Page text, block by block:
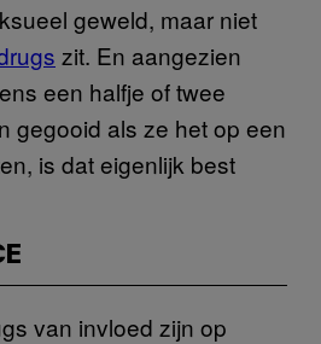
geweld, maar niet
zit. En aangezien
een halfje of twee
gegooid als ze het op een
is dat eigenlijk best
van invloed zijn op